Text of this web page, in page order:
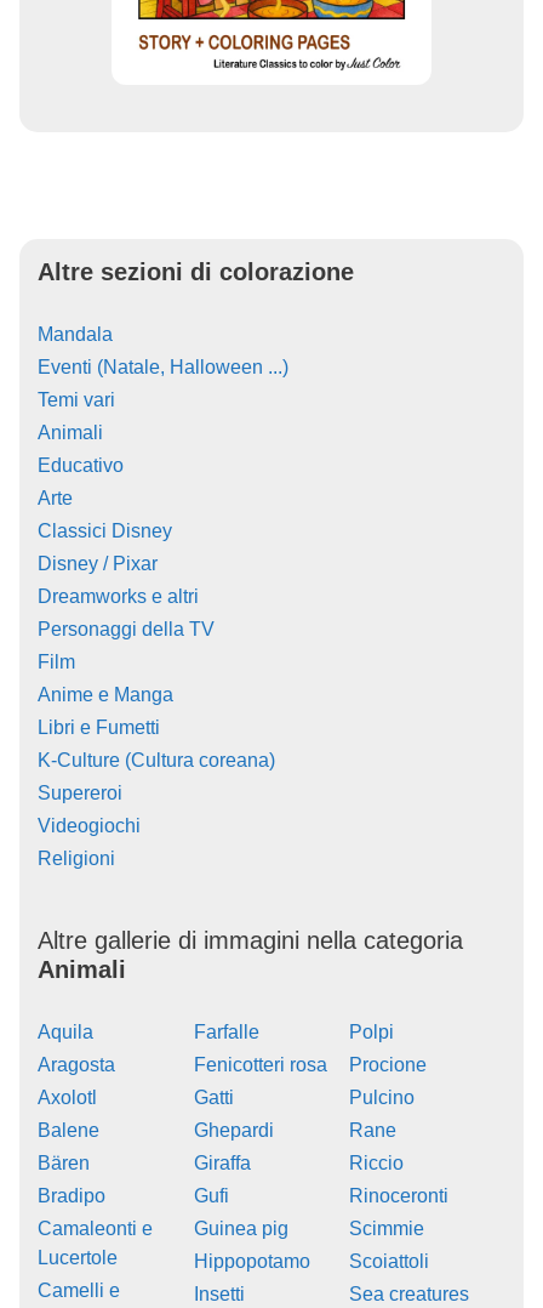
Altre sezioni di colorazione
Mandala
Eventi (Natale, Halloween ...)
Temi vari
Animali
Educativo
Arte
Classici Disney
Disney / Pixar
Dreamworks e altri
Personaggi della TV
Film
Anime e Manga
Libri e Fumetti
K-Culture (Cultura coreana)
Supereroi
Videogiochi
Religioni
Altre gallerie di immagini nella categoria
Animali
Aquila
Aragosta
Axolotl
Balene
Bären
Bradipo
Camaleonti e
Lucertole
Camelli e
Farfalle
Fenicotteri rosa
Gatti
Ghepardi
Giraffa
Gufi
Guinea pig
Hippopotamo
Insetti
Polpi
Procione
Pulcino
Rane
Riccio
Rinoceronti
Scimmie
Scoiattoli
Sea creatures